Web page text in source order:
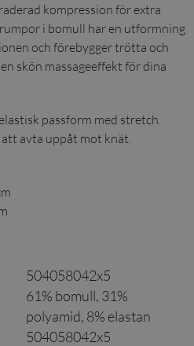
kompression för extra
i bomull har en utformning
och förebygger trötta och
skön massageeffekt för dina
passform med stretch.
avta uppåt mot knät.
504058042x5
61% bomull, 31%
polyamid, 8% elastan
504058042x5